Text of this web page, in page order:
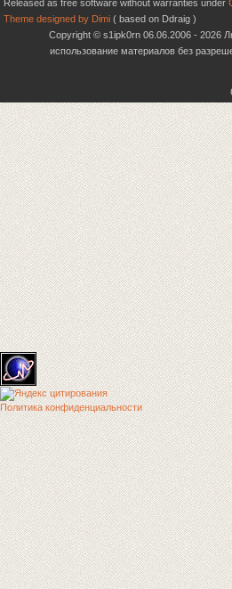
Released as free software without warranties under
Theme designed by Dimi ( based on Ddraig )
Copyright © s1ipk0rn 06.06.2006 - 2026
использование материалов без
Политика конфиденциальности